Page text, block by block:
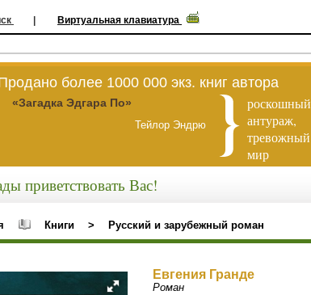
| Виртуальная клавиатура
более 1000 000 экз. книг автора
«Загадка Эдгара По»
Тейлор Эндрю
роскошный
антураж,
тревожный
мир
приветствовать Вас!
Книги > Русский и зарубежный роман
Евгения Гранде
Роман